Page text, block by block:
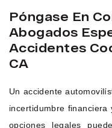
Póngase En
Abogados
Accidentes
CA
Un accidente
incertidumbre financiera
opciones legales